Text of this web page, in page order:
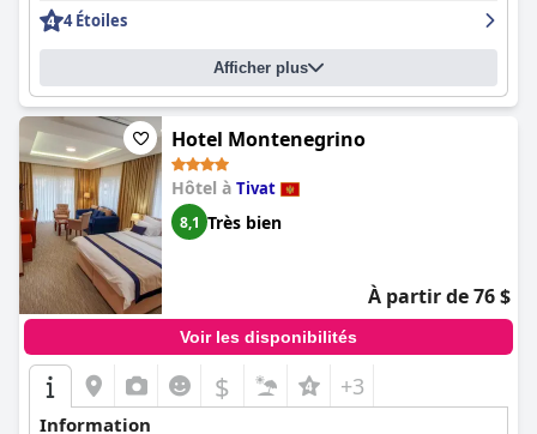
4 Étoiles
Afficher plus
Hotel Montenegrino
Hôtel à Tivat
8,1 Très bien
À partir de 76 $
Voir les disponibilités
$ +3
Information